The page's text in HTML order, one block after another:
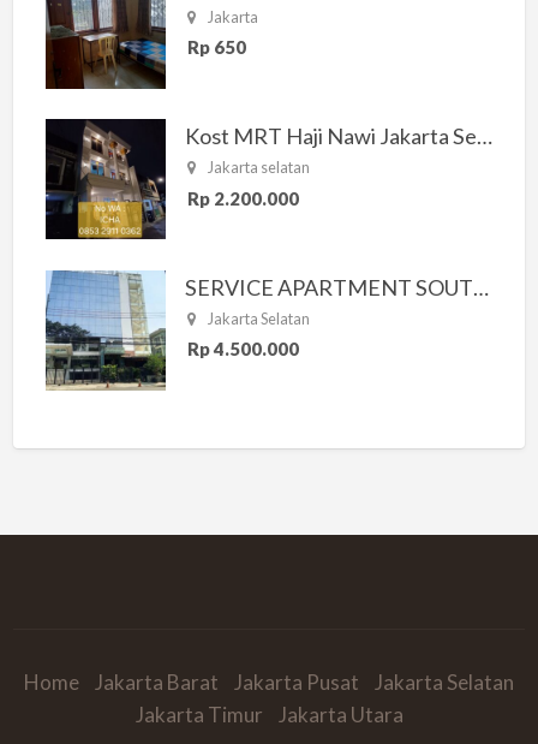
Jakarta
Rp 650
Kost MRT Haji Nawi Jakarta Selatan
Jakarta selatan
Rp 2.200.000
SERVICE APARTMENT SOUTH RESIDENCE
Jakarta Selatan
Rp 4.500.000
Home Jakarta Barat Jakarta Pusat
Jakarta Selatan
Jakarta Timur
Jakarta Utara